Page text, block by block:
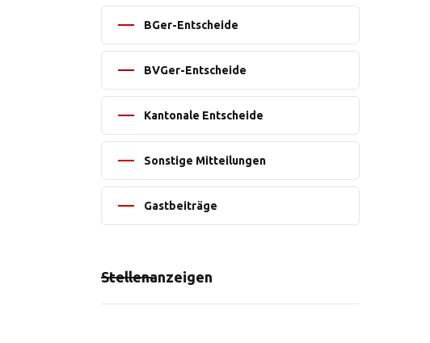
BGer-Entscheide
BVGer-Entscheide
Kantonale Entscheide
Sonstige Mitteilungen
Gastbeiträge
Stellenanzeigen